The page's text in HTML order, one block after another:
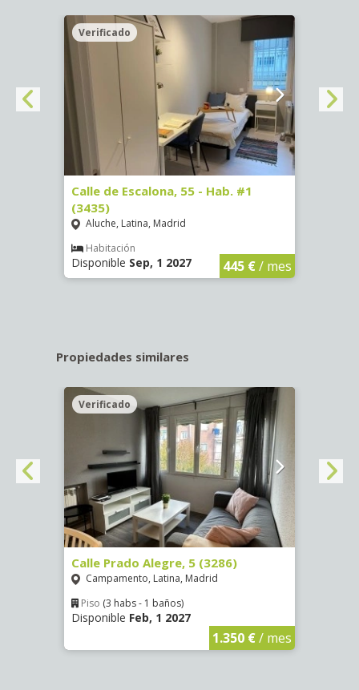
Verificado
Calle de Escalona, 55 - Hab. #1
(3435)
Aluche, Latina, Madrid
Habitación
Disponible Sep, 1 2027 445 €/ mes
Propiedades similares
Verificado
Calle Prado Alegre, 5 (3286)
Campamento, Latina, Madrid
Piso (3 habs - 1 baños)
Disponible Feb, 1 2027
1.350 €/ mes